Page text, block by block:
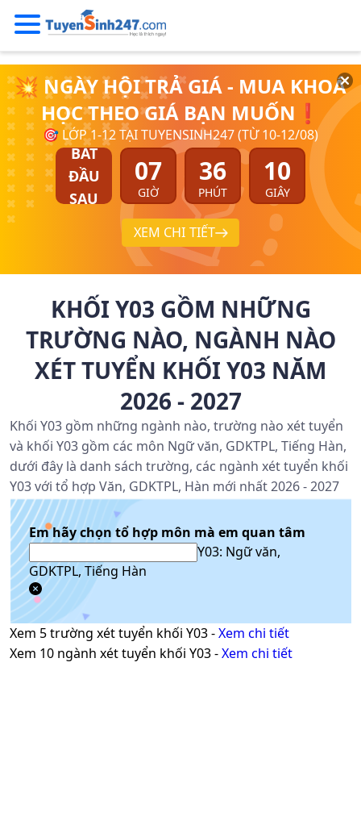
💥 NGÀY HỘI TRẢ GIÁ - MUA KHOÁ
HỌC THEO GIÁ BẠN MUỐN❗
🎯 LỚP 1-12 TẠI TUYENSINH247 (TỪ 10-12/08)
BẮT
ĐẦU
SAU
07
GIỜ
36
PHÚT
10
GIÂY
XEM CHI TIẾT
KHỐI Y03 GỒM NHỮNG
TRƯỜNG NÀO, NGÀNH NÀO
XÉT TUYỂN KHỐI Y03 NĂM
2026 - 2027
Khối Y03 gồm những ngành nào, trường nào xét tuyển
và khối Y03 gồm các môn Ngữ văn, GDKTPL, Tiếng Hàn,
dưới đây là danh sách trường, các ngành xét tuyển khối
Y03 với tổ hợp Văn, GDKTPL, Hàn mới nhất 2026 - 2027
Em hãy chọn tổ hợp môn mà em quan tâm
Y03: Ngữ văn,
GDKTPL, Tiếng Hàn
Xem 5trường xét tuyển khối Y03-Xem chi tiết
Xem 10 ngành xét tuyển khối Y03-Xem chi tiết